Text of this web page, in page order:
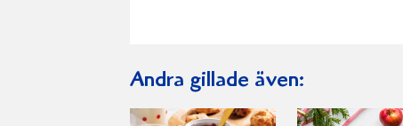
Andra gillade även: